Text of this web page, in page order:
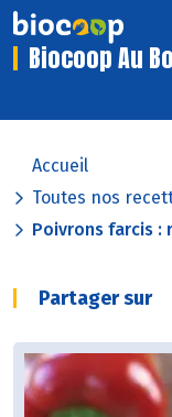
Biocoop Au
Accueil
Toutes nos
Poivrons farcis :
Partager sur